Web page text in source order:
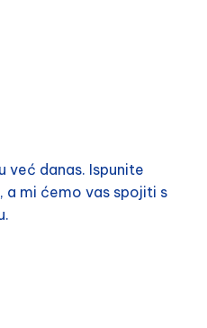
već danas. Ispunite
a mi ćemo vas spojiti s